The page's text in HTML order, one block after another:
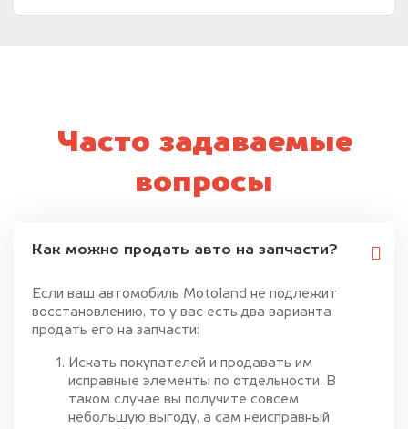
Часто задаваемые
вопросы
Как можно продать авто на запчасти?
Если ваш автомобиль Motoland не подлежит
восстановлению, то у вас есть два варианта
продать его на запчасти:
Искать покупателей и продавать им
исправные элементы по отдельности. В
таком случае вы получите совсем
небольшую выгоду, а сам неисправный